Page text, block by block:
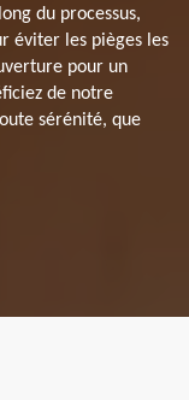
du processus,
éviter les pièges les
pour un
de notre
sérénité, que